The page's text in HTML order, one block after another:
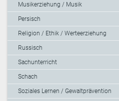
Musikerziehung / Musik
Persisch
Religion / Ethik / Werteerziehung
Russisch
Sachunterricht
Schach
Soziales Lernen / Gewaltprävention